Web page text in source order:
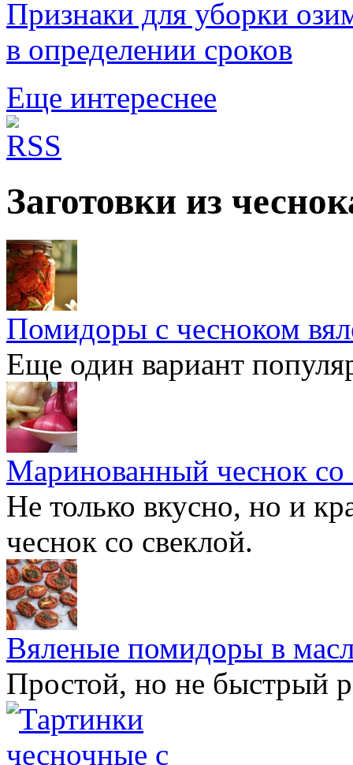
Признаки для уборки
в определении сроков
Еще интереснее
Заготовки из
Помидоры с чесноком
Еще один вариант
Маринованный чеснок со
Не только вкусно, но и
чеснок со свеклой.
Вяленые помидоры в
Простой, но не быстрый